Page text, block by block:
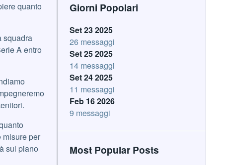
quanto
squadra
A entro
misure per
sul piano
Giorni Popolari
Set 23 2025
26 messaggi
Set 25 2025
14 messaggi
Set 24 2025
11 messaggi
Feb 16 2026
9 messaggi
Most Popular Posts